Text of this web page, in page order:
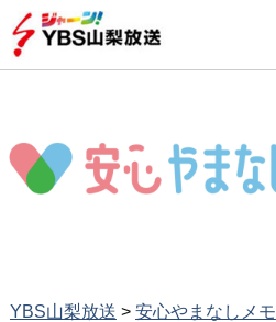
YBS山梨放送 > 安心やまなしメモ